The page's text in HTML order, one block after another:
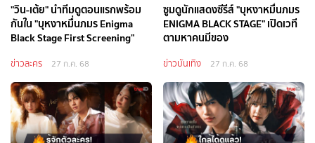
"วิน-เต้ย" นำทีมดูตอนแรกพร้อม
กันใน "บุหงาหมื่นภมร Enigma
Black Stage First Screening"
ข่าวละคร 27 ก.ค. 68
ซูมดูนักแสดงซีรีส์ "บุหงาหมื่นภมร
ENIGMA BLACK STAGE" เปิดเวที
ตามหาคนมีของ
ข่าวบันเทิง 27 ก.ค. 68